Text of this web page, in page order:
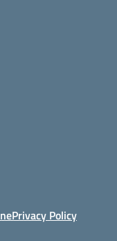
Privacy Policy